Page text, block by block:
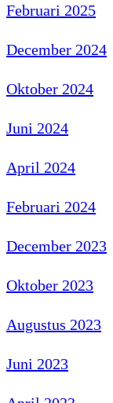
Februari 2025
December 2024
Oktober 2024
Juni 2024
April 2024
Februari 2024
December 2023
Oktober 2023
Augustus 2023
Juni 2023